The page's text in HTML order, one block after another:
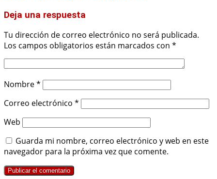
Deja una respuesta
Tu dirección de correo electrónico no será publicada.
Los campos obligatorios están marcados con *
Nombre*
Correo electrónico *
Web
Guarda mi nombre, correo electrónico y web en este
navegador para la próxima vez que comente.